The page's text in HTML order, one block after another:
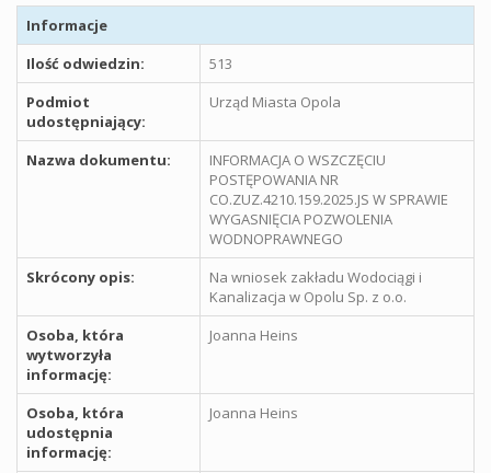
Informacje
Ilość odwiedzin:
513
Podmiot
udostępniający:
Urząd Miasta Opola
Nazwa dokumentu:
INFORMACJA O WSZCZĘCIU
POSTĘPOWANIA NR
CO.ZUZ.4210.159.2025.JS W SPRAWIE
WYGASNIĘCIA POZWOLENIA
WODNOPRAWNEGO
Skrócony opis:
Na wniosek zakładu Wodociągi i
Kanalizacja w Opolu Sp. z o.o.
Osoba, która
wytworzyła
informację:
Joanna Heins
Osoba, która
udostępnia
informację:
Joanna Heins